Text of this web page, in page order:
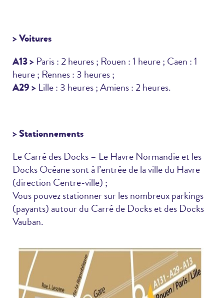
> Voitures
A13 > Paris : 2 heures ; Rouen : 1 heure ; Caen : 1
heure ; Rennes : 3 heures ;
A29 > Lille : 3 heures ; Amiens : 2 heures.
> Stationnements
Le Carré des Docks – Le Havre Normandie et les
Docks Océane sont à l’entrée de la ville du Havre
(direction Centre-ville) ;
Vous pouvez stationner sur les nombreux parkings
(payants) autour du Carré de Docks et des Docks
Vauban.